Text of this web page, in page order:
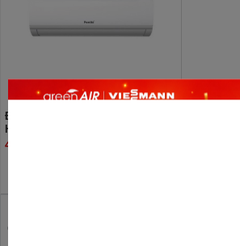
Điều hòa Funiki 2 chiều 9000 BTU
HSH10TMU
4.900.000đ
GreenAir Việt Nam - Tổng Kho phân